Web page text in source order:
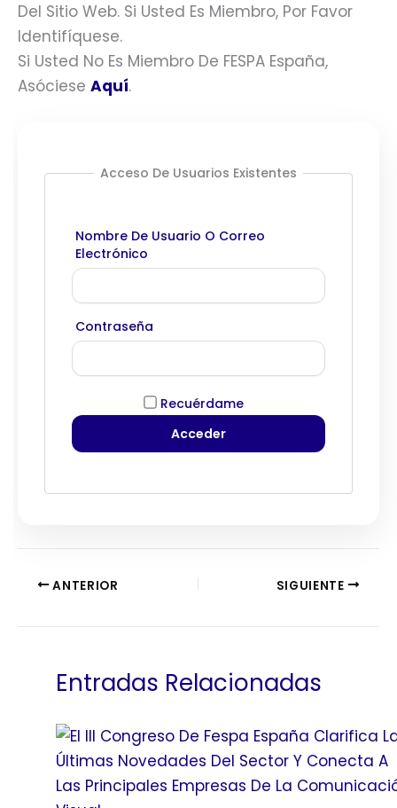
Del Sitio Web. Si Usted Es Miembro, Por Favor
Identifíquese.
Si Usted No Es Miembro De FESPA España,
Asóciese Aquí.
Acceso De Usuarios Existentes
Nombre De Usuario O Correo
Electrónico
Contraseña
Recuérdame
ANTERIOR SIGUIENTE
Entradas Relacionadas